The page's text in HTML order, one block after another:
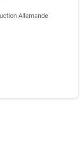
Allemande